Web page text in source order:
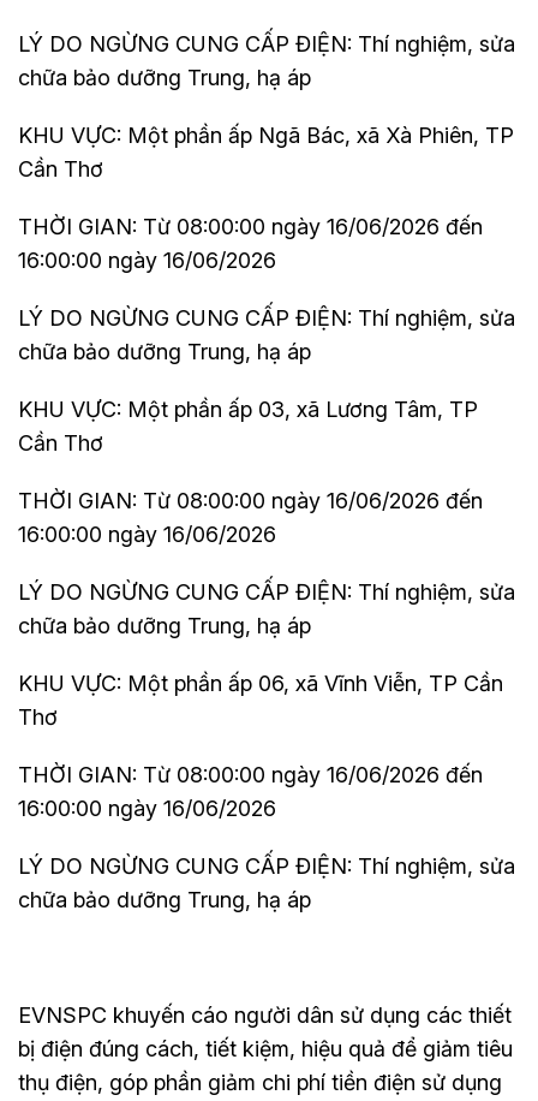
LÝ DO NGỪNG CUNG CẤP ĐIỆN: Thí nghiệm, sửa
chữa bảo dưỡng Trung, hạ áp
KHU VỰC: Một phần ấp Ngã Bác, xã Xà Phiên, TP
Cần Thơ
THỜI GIAN: Từ 08:00:00 ngày 16/06/2026 đến
16:00:00 ngày 16/06/2026
LÝ DO NGỪNG CUNG CẤP ĐIỆN: Thí nghiệm, sửa
chữa bảo dưỡng Trung, hạ áp
KHU VỰC: Một phần ấp 03, xã Lương Tâm, TP
Cần Thơ
THỜI GIAN: Từ 08:00:00 ngày 16/06/2026 đến
16:00:00 ngày 16/06/2026
LÝ DO NGỪNG CUNG CẤP ĐIỆN: Thí nghiệm, sửa
chữa bảo dưỡng Trung, hạ áp
KHU VỰC: Một phần ấp 06, xã Vĩnh Viễn, TP Cần
Thơ
THỜI GIAN: Từ 08:00:00 ngày 16/06/2026 đến
16:00:00 ngày 16/06/2026
LÝ DO NGỪNG CUNG CẤP ĐIỆN: Thí nghiệm, sửa
chữa bảo dưỡng Trung, hạ áp
EVNSPC khuyến cáo người dân sử dụng các thiết
bị điện đúng cách, tiết kiệm, hiệu quả để giảm tiêu
thụ điện, góp phần giảm chi phí tiền điện sử dụng